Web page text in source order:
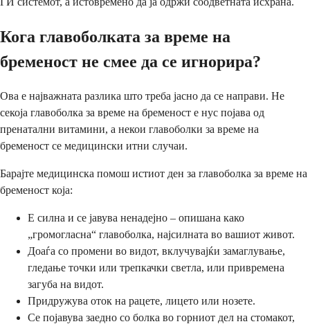
Кога главоболката за време на
бременост не смее да се игнорира?
Ова е најважната разлика што треба јасно да се направи. Не
секоја главоболка за време на бременост е нус појава од
пренатални витамини, а некои главоболки за време на
бременост се медицински итни случаи.
Барајте медицинска помош истиот ден за главоболка за време на
бременост која:
Е силна и се јавува ненадејно – опишана како
„громогласна“ главоболка, најсилната во вашиот живот.
Доаѓа со промени во видот, вклучувајќи замаглување,
гледање точки или трепкачки светла, или привремена
загуба на видот.
Придружува оток на рацете, лицето или нозете.
Се појавува заедно со болка во горниот дел на стомакот,